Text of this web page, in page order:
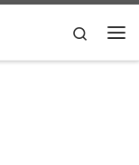
Search